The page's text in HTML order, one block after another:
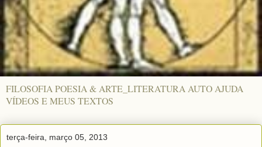
FILOSOFIA POESIA & ARTE_LITERATURA AUTO AJUDA
VÍDEOS E MEUS TEXTOS
terça-feira, março 05, 2013